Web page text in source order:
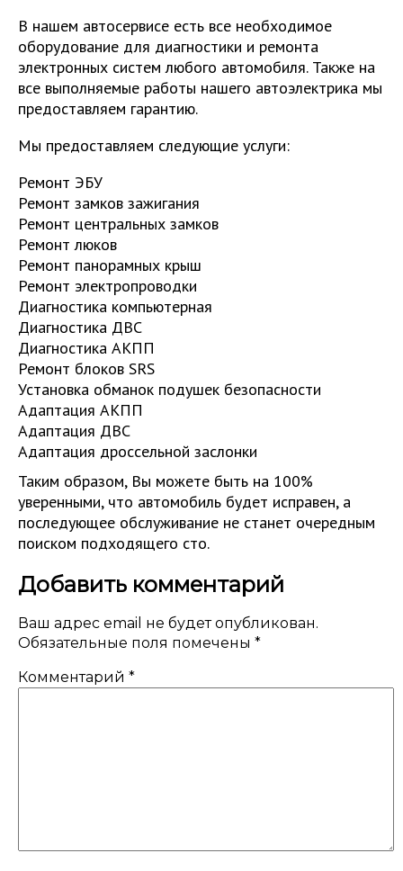
В нашем автосервисе есть все необходимое
оборудование для диагностики и ремонта
электронных систем любого автомобиля. Также на
все выполняемые работы нашего автоэлектрика мы
предоставляем гарантию.
Мы предоставляем следующие услуги:
Ремонт ЭБУ
Ремонт замков зажигания
Ремонт центральных замков
Ремонт люков
Ремонт панорамных крыш
Ремонт электропроводки
Диагностика компьютерная
Диагностика ДВС
Диагностика АКПП
Ремонт блоков SRS
Установка обманок подушек безопасности
Адаптация АКПП
Адаптация ДВС
Адаптация дроссельной заслонки
Таким образом, Вы можете быть на 100%
уверенными, что автомобиль будет исправен, а
последующее обслуживание не станет очередным
поиском подходящего сто.
Добавить комментарий
Ваш адрес email не будет опубликован.
Обязательные поля помечены *
Комментарий *